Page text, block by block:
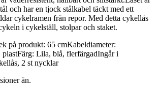
och har en tjock stålkabel täckt med ett
cykelramen från repor. Med detta cykellås
i cykelställ, stolpar och staket.
på produkt: 65 cmKabeldiameter:
plastFärg: Lila, blå, flerfärgadIngår i
2 st nycklar
än.